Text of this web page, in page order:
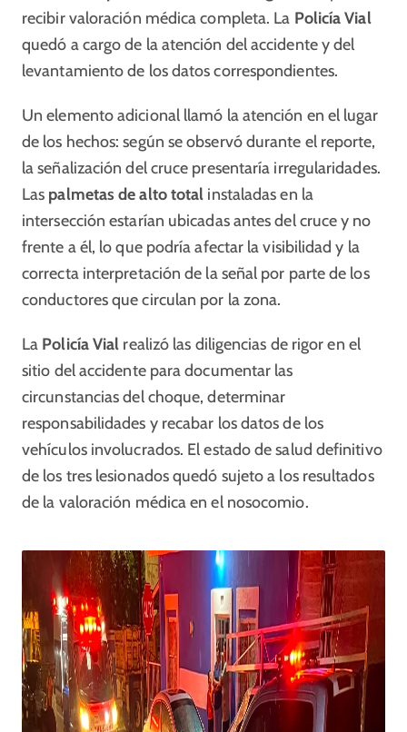
recibir valoración médica completa. La Policía Vial
quedó a cargo de la atención del accidente y del
levantamiento de los datos correspondientes.
Un elemento adicional llamó la atención en el lugar
de los hechos: según se observó durante el reporte,
la señalización del cruce presentaría irregularidades.
Las palmetas de alto total instaladas en la
intersección estarían ubicadas antes del cruce y no
frente a él, lo que podría afectar la visibilidad y la
correcta interpretación de la señal por parte de los
conductores que circulan por la zona.
La Policía Vial realizó las diligencias de rigor en el
sitio del accidente para documentar las
circunstancias del choque, determinar
responsabilidades y recabar los datos de los
vehículos involucrados. El estado de salud definitivo
de los tres lesionados quedó sujeto a los resultados
de la valoración médica en el nosocomio.